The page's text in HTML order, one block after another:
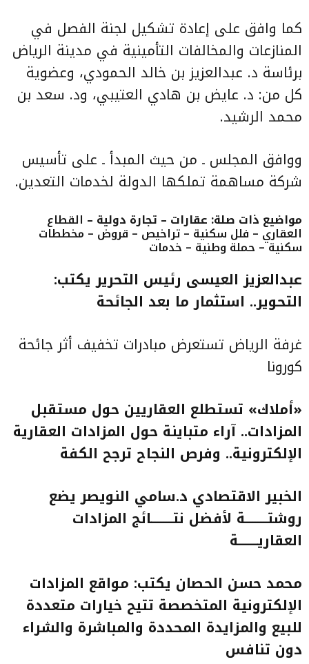
كما وافق على إعادة تشكيل لجنة الفصل في
المنازعات والمخالفات التأمينية في مدينة الرياض
برئاسة د. عبدالعزيز بن خالد الحمودي، وعضوية
كل من: د. عايض بن هادي العتيبي، ود. سعد بن
محمد الرشيد.
ووافق المجلس ـ من حيث المبدأ ـ على تأسيس
شركة مساهمة تملكها الدولة لخدمات التعدين.
مواضيع ذات صلة: عقارات – تجارة دولية – القطاع
العقاري – فلل سكنية – تراخيص – قروض – مخططات
سكنية – حملة وطنية – خدمات
عبدالعزيز العيسى رئيس التحرير يكتب:
التحوير.. استثمار ما بعد الجائحة
غرفة الرياض تستعرض مبادرات تخفيف أثر جائحة
كورونا
«أملاك» تستطلع العقاريين حول مستقبل
المزادات.. آراء متباينة حول المزادات العقارية
الإلكترونية.. وفرص النجاح ترجح الكفة
الخبير الاقتصادي د.سامي النويصر يضع
روشتــــــــة لأفضل نتــــــــائج المزادات
العقاريـــــــة
محمد حسن الحصان يكتب: مواقع المزادات
الإلكترونية المتخصصة تتيح خيارات متعددة
للبيع والمزايدة المحددة والمباشرة والشراء
دون تنافس